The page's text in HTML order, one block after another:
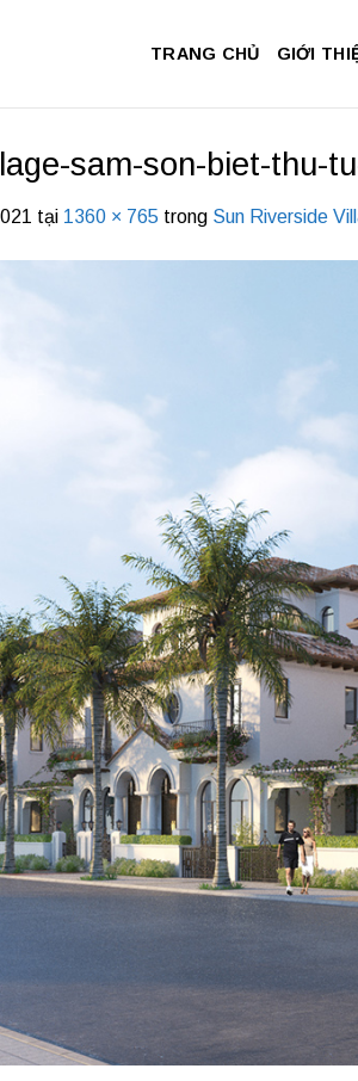
TRANG CHỦ GIỚI
sam-son-biet-thu-
tại 1360 × 765 trong Sun Riverside